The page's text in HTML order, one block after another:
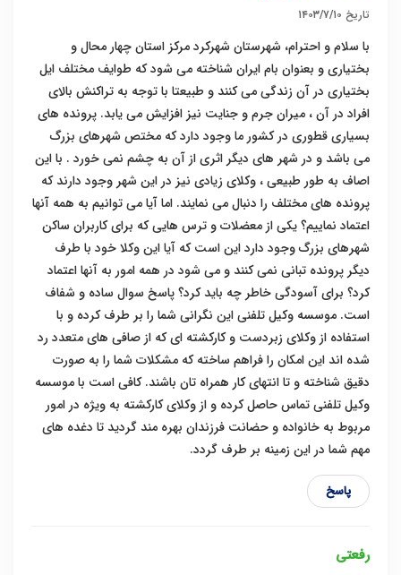
تاریخ ۱۴۰۳/۷/۱۰
با سلام و احترام، شهرستان شهرکرد مرکز استان چهار محال و
بختیاری و بعنوان بام ایران شناخته می شود که طوایف مختلف ایل
بختیاری در آن زندگی می کنند و طبیعتا با توجه به تراکنش بالای
افراد در آن ، میران جرم و جنایت نیز افزایش می یابد. پرونده های
بسیاری قطوری در کشور ما وجود دارد که مختص شهرهای بزرگ
می باشد و در شهر های دیگر اثری از آن به چشم نمی خورد . با این
اصاف به طور طبیعی ، وکلای زیادی نیز در این شهر وجود دارند که
پرونده های مختلف را دنبال می نمایند. اما آیا می توانیم به همه آنها
اعتماد نماییم؟ یکی از معضلات و ترس هایی که برای کاربران ساکن
شهرهای بزرگ وجود دارد این است که آیا این وکلا خود با طرف
دیگر پرونده تبانی نمی کنند و می شود در همه امور به آنها اعتماد
کرد؟ برای آسودگی خاطر چه باید کرد؟ پاسخ سوال ساده و شفاف
است. موسسه وکیل تلفنی این نگرانی شما را بر طرف کرده و با
استفاده از وکلای زبردست و کارکشته ای که از صافی های متعدد رد
شده اند این امکان را فراهم ساخته که مشکلات شما را به صورت
دقیق شناخته و تا انتهای کار همراه تان باشند. کافی است با موسسه
وکیل تلفنی تماس حاصل کرده و از وکلای کارکشته به ویژه در امور
مربوط به خانواده و حضانت فرزندان بهره مند گردید تا دغده های
مهم شما در این زمینه بر طرف گردد.
پاسخ
رفعتی